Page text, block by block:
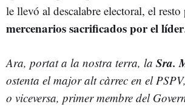
le llevó al descalabre electoral, el resto
mercenarios sacrificados por el líder
Ara, portat a la nostra terra, la Sra.
ostenta el major alt càrrec en el
o viceversa, primer membre del